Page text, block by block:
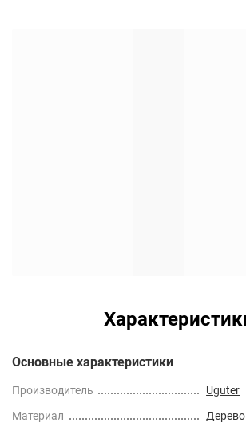
Основные характеристики
Производитель
Uguter
Материал
Дерево